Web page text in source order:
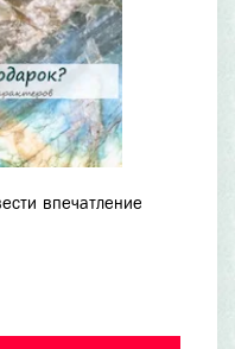
впечатление